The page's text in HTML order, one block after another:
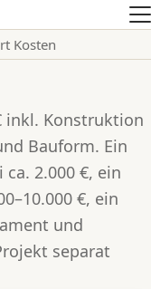
Kosten
inkl. Konstruktion
Bauform. Ein
2.000 €, ein
€, ein
und
separat